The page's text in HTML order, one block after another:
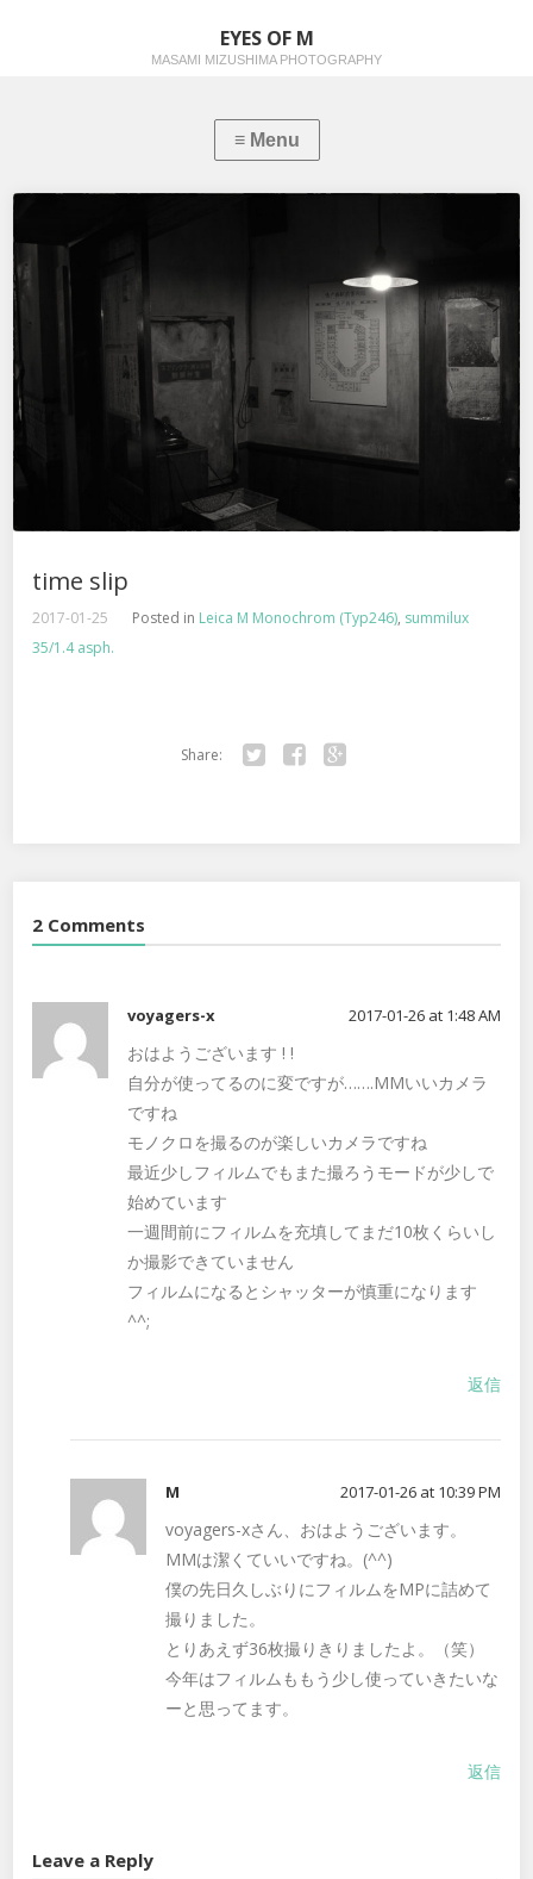
EYES OF M
MASAMI MIZUSHIMA PHOTOGRAPHY
time slip
2017-01-25 Posted in Leica M Monochrom (Typ246), summilux
35/1.4 asph.
Share:
2 Comments
voyagers-x 2017-01-26 at 1:48 AM
おはようございます ! !
自分が使ってるのに変ですが…….MMいいカメラ
ですね
モノクロを撮るのが楽しいカメラですね
最近少しフィルムでもまた撮ろうモードが少しで
始めています
一週間前にフィルムを充填してまだ10枚くらいし
か撮影できていません
フィルムになるとシャッターが慎重になります
^^;
返信
M 2017-01-26 at 10:39 PM
voyagers-xさん、おはようございます。
MMは潔くていいですね。(^^)
僕の先日久しぶりにフィルムをMPに詰めて
撮りました。
とりあえず36枚撮りきりましたよ。（笑）
今年はフィルムももう少し使っていきたいな
ーと思ってます。
返信
Leave a Reply